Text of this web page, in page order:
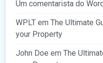
Um comentarista do
WPLT em The Ultimate
your Property
John Doe em The